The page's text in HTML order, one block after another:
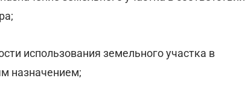
использования земельного участка в
назначением;